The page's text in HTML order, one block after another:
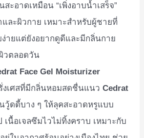
ะอาดเหมือน “เพิ่งอาบน้ำเสร็จ”
ละผิวกาย เหมาะสำหรับผู้ชายที่
ายแต่ยังอยากดูดีและมีกลิ่นกาย
วตลอดวัน
Face Gel Moisturizer
รั่งเศสที่มีกลิ่นหอมสดชื่นแนวCedrat
วู้ดดี้บาง ๆ ให้ลุคสะอาดหรูแบบ
เนื้อเจลซึมไวไม่ทิ้งคราบ เหมาะกับ